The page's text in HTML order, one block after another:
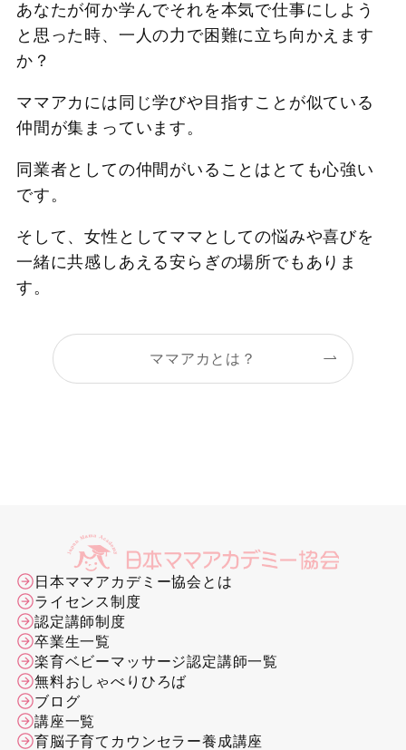
あなたが何か学んでそれを本気で仕事にしよう
と思った時、一人の力で困難に立ち向かえます
か？
ママアカには同じ学びや目指すことが似ている
仲間が集まっています。
同業者としての仲間がいることはとても心強い
です。
そして、女性としてママとしての悩みや喜びを
一緒に共感しあえる安らぎの場所でもありま
す。
ママアカとは？
日本ママアカデミー協会とは
ライセンス制度
認定講師制度
卒業生一覧
楽育ベビーマッサージ認定講師一覧
無料おしゃべりひろば
ブログ
講座一覧
育脳子育てカウンセラー養成講座